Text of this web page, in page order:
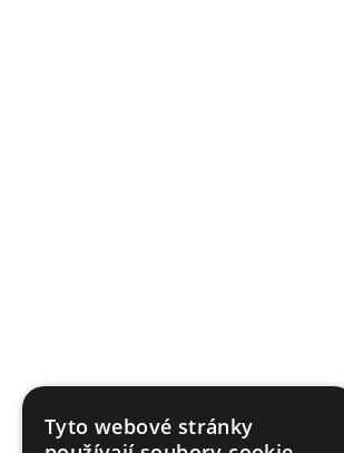
Tyto webové stránky